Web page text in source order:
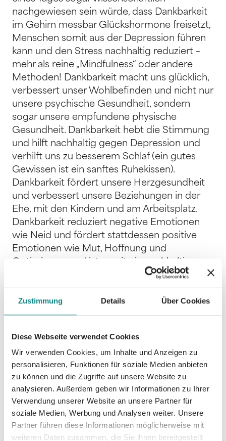
Zustimmung Details Über Cookies
Diese Webseite verwendet Cookies
Wir verwenden Cookies, um Inhalte und Anzeigen zu
personalisieren, Funktionen für soziale Medien anbieten
zu können und die Zugriffe auf unsere Website zu
analysieren. Außerdem geben wir Informationen zu Ihrer
Verwendung unserer Website an unsere Partner für
soziale Medien, Werbung und Analysen weiter. Unsere
Partner führen diese Informationen möglicherweise mit
weiteren Daten zusammen, die Sie ihnen bereitgestellt
nachgewiesen sein würde, dass Dankbarkeit
im Gehirn messbar Glückshormone freisetzt,
Menschen somit aus der Depression führen
kann und den Stress nachhaltig reduziert –
mehr als reine „Mindfulness“ oder andere
Methoden! Dankbarkeit macht uns glücklich,
verbessert unser Wohlbefinden und nicht nur
unsere psychische Gesundheit, sondern
sogar unsere empfundene physische
Gesundheit. Dankbarkeit hebt die Stimmung
und hilft nachhaltig gegen Depression und
verhilft uns zu besserem Schlaf (ein gutes
Gewissen ist ein sanftes Ruhekissen).
Dankbarkeit fördert unsere Herzgesundheit
und verbessert unsere Beziehungen in der
Ehe, mit den Kindern und am Arbeitsplatz.
Dankbarkeit reduziert negative Emotionen
wie Neid und fördert stattdessen positive
Emotionen wie Mut, Hoffnung und
Glücksbringer. Dankbarkeit verbessert sogar
unser Arbeitsumfeld, denn dankbare
Menschen sind bessere Führungskräfte, sind
produktiver und treffen bessere
uns, mit Schwierigkeiten leichter umzugehen.
Es ist somit das nachhaltigste Anti-Stress
Mittel. Woher kommt es, dass dennoch so
wenige Menschen die „Macht der
Dankbarkeit“ nutzen, um ihr Leben mit
Nachhaltigkeit auf die Sonnenseite zu
stellen? „Dass es so einfach sein soll, kann ich
mir nicht vorstellen…“ war die ungläubige